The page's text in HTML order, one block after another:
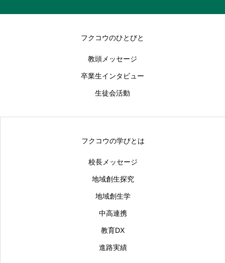
フクコウのひとびと
教頭メッセージ
卒業生インタビュー
生徒会活動
フクコウの学びとは
校長メッセージ
地域創生探究
地域創生学
中高連携
教育DX
進路実績